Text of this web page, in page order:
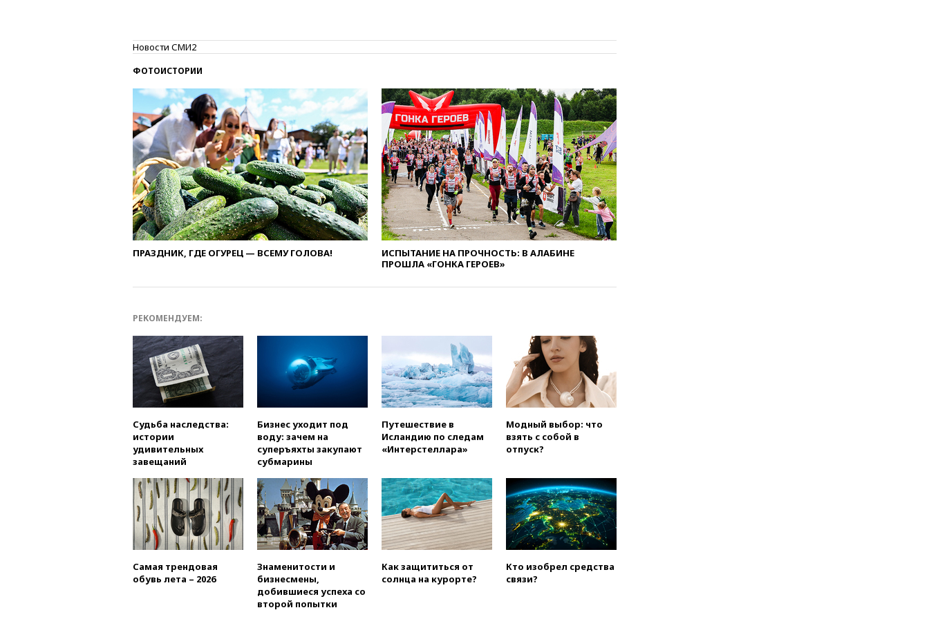
вчера, 18:55Минобороны
отчиталось об ударах по двум
вчера, 18:47Школьники из РФ
стали абсолютными
чемпионами на олимпиаде по
ИИ
вчера, 18:39
Два человека
погибли в результате удара
ВСУ по многоэтажке в Керчи
вчера, 18:25Беспилотник
атаковал турецкий сухогруз у
побережья Новороссийска
вчера, 18:18Товарооборот
Китая и России вырос в этом
Bloomberg:
авиакомпании США обязали
проверить самолеты Boeing на
наличие трещин
вчера, 17:35В Казани
падении из окна десятого
этажа
расследует серию
самоубийств своих служащих
вчера, 17:00Сняты
ограничения на полеты в
аэропорту Геленджика
вчера, 16:50 В Братиславе
загорелся крупнейший НПЗ
Новости СМИ2
ФОТОИСТОРИИ
ПРАЗДНИК, ГДЕ ОГУРЕЦ — ВСЕМУ ГОЛОВА!
ИСПЫТАНИЕ НА ПРОЧНОСТЬ: В АЛАБИНЕ
ПРОШЛА «ГОНКА ГЕРОЕВ»
РЕКОМЕНДУЕМ:
Судьба наследства:
истории
удивительных
завещаний
Бизнес уходит под
воду: зачем на
суперъяхты закупают
субмарины
Путешествие в
Исландию по следам
«Интерстеллара»
Модный выбор: что
взять с собой в
отпуск?
Самая трендовая
обувь лета – 2026
Знаменитости и
бизнесмены,
добившиеся успеха со
второй попытки
Как защититься от
солнца на курорте?
Кто изобрел средства
связи?